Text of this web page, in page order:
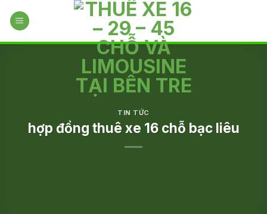
TIN TỨC
hợp đồng thuê xe 16 chỗ bạc liêu